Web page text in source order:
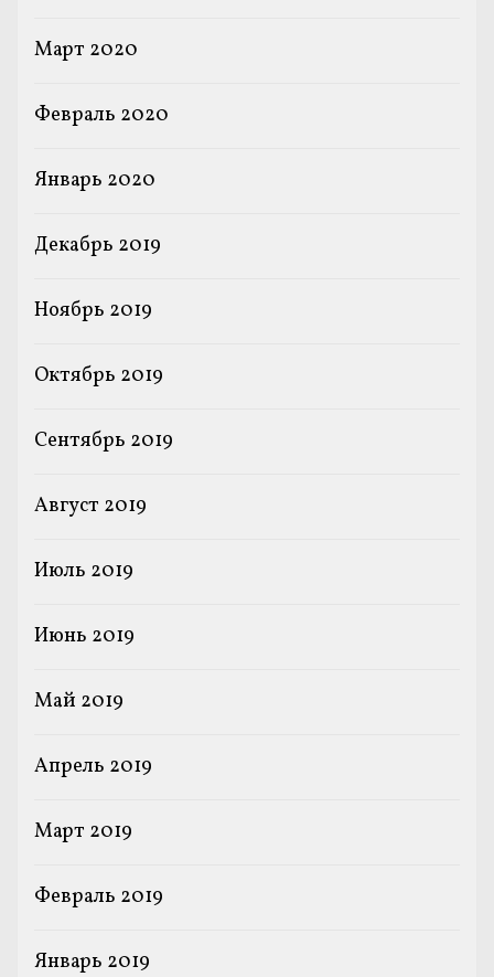
Март 2020
Февраль 2020
Январь 2020
Декабрь 2019
Ноябрь 2019
Октябрь 2019
Сентябрь 2019
Август 2019
Июль 2019
Июнь 2019
Май 2019
Апрель 2019
Март 2019
Февраль 2019
Январь 2019